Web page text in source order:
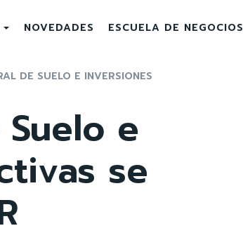
NOVEDADES ESCUELA DE NEGOCIOS
DE SUELO E INVERSIONES
e
se